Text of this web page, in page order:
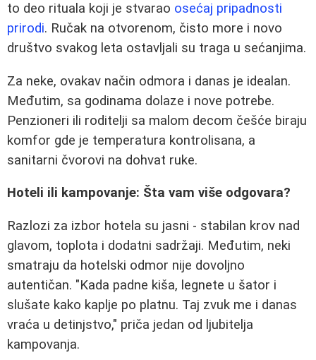
to deo rituala koji je stvarao osećaj pripadnosti
prirodi. Ručak na otvorenom, čisto more i novo
društvo svakog leta ostavljali su traga u sećanjima.
Za neke, ovakav način odmora i danas je idealan.
Međutim, sa godinama dolaze i nove potrebe.
Penzioneri ili roditelji sa malom decom češće biraju
komfor gde je temperatura kontrolisana, a
sanitarni čvorovi na dohvat ruke.
Hoteli ili kampovanje: Šta vam više odgovara?
Razlozi za izbor hotela su jasni - stabilan krov nad
glavom, toplota i dodatni sadržaji. Međutim, neki
smatraju da hotelski odmor nije dovoljno
autentičan. "Kada padne kiša, legnete u šator i
slušate kako kaplje po platnu. Taj zvuk me i danas
vraća u detinjstvo," priča jedan od ljubitelja
kampovanja.